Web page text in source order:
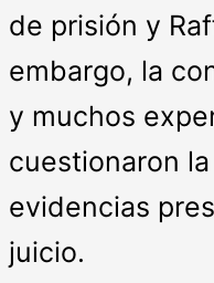
de prisión y
embargo, la
y muchos
cuestionaron
evidencias
juicio.